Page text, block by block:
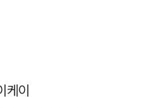
케이